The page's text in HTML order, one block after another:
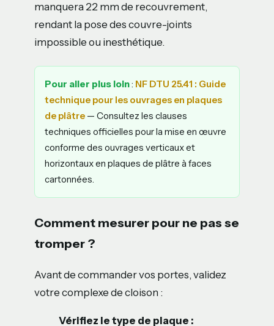
manquera 22 mm de recouvrement,
rendant la pose des couvre-joints
impossible ou inesthétique.
Pour aller plus loin: NF DTU 25.41 : Guide
technique pour les ouvrages en plaques
de plâtre — Consultez les clauses
techniques officielles pour la mise en œuvre
conforme des ouvrages verticaux et
horizontaux en plaques de plâtre à faces
cartonnées.
Comment mesurer pour ne pas se
tromper ?
Avant de commander vos portes, validez
votre complexe de cloison :
Vérifiez le type de plaque :